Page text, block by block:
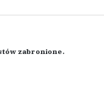
zabronione.